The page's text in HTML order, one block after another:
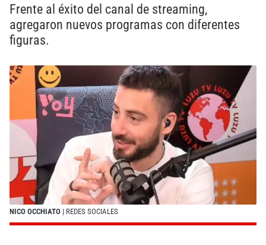
Frente al éxito del canal de streaming,
agregaron nuevos programas con diferentes
figuras.
NICO OCCHIATO | REDES SOCIALES